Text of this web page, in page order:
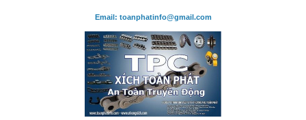
Email: toanphatinfo@gmail.com